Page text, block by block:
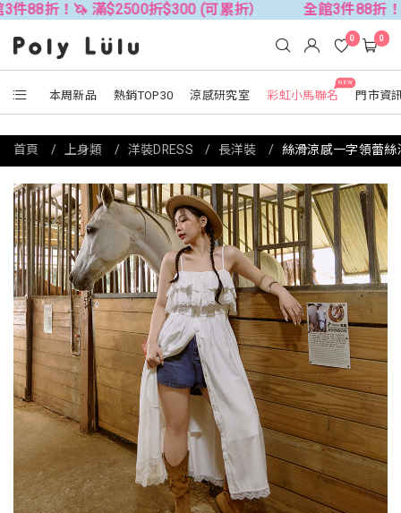
滿$2500折$300 (可累折） 全館3件88折！🦄 滿
本周新品 熱銷TOP30 涼感研究室
NEW
彩虹小馬聯名 門市資
0 0
首頁 上身類 洋裝DRESS 長洋裝 絲滑涼感一字領蕾